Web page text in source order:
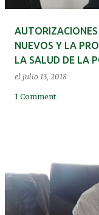
NUEVOS Y LA
LA SALUD DE LA
el julio 13, 2018
1 Comment